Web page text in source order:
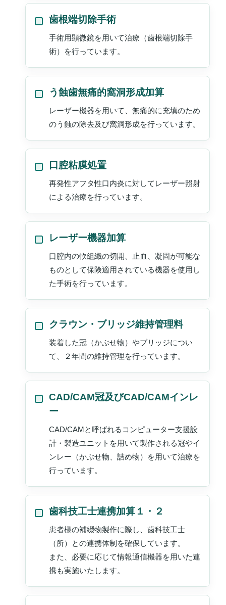
歯根端切除手術
手術用顕微鏡を用いて治療（歯根端切除手
術）を行っています。
う蝕歯無痛的窩洞形成加算
レーザー機器を用いて、無痛的に充填のため
のう蝕の除去及び窩洞形成を行っています。
口腔粘膜処置
再発性アフタ性口内炎に対してレーザー照射
による治療を行っています。
レーザー機器加算
口腔内の軟組織の切開、止血、凝固が可能な
ものとして保険適用されている機器を使用し
た手術を行っています。
クラウン・ブリッジ維持管理料
装着した冠（かぶせ物）やブリッジについ
て、２年間の維持管理を行っています。
CAD/CAM冠及びCAD/CAMインレ
ー
CAD/CAMと呼ばれるコンピューター支援設
計・製造ユニットを用いて製作される冠やイ
ンレー（かぶせ物、詰め物）を用いて治療を
行っています。
歯科技工士連携加算１・２
患者様の補綴物製作に際し、歯科技工士
（所）との連携体制を確保しています。
また、必要に応じて情報通信機器を用いた連
携も実施いたします。